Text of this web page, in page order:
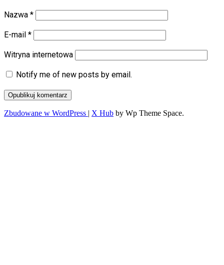
Nazwa *
E-mail *
Witryna internetowa
Notify me of new posts by email.
Zbudowane w WordPress | X Hub by Wp Theme Space.